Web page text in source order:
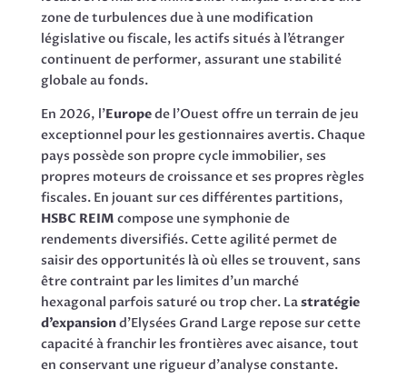
zone de turbulences due à une modification
législative ou fiscale, les actifs situés à l’étranger
continuent de performer, assurant une stabilité
globale au fonds.
En 2026, l’Europede l’Ouest offre un terrain de jeu
exceptionnel pour les gestionnaires avertis. Chaque
pays possède son propre cycle immobilier, ses
propres moteurs de croissance et ses propres règles
fiscales. En jouant sur ces différentes partitions,
HSBC REIM compose une symphonie de
rendements diversifiés. Cette agilité permet de
saisir des opportunités là où elles se trouvent, sans
être contraint par les limites d’un marché
hexagonal parfois saturé ou trop cher. Lastratégie
d’expansiond’Elysées Grand Large repose sur cette
capacité à franchir les frontières avec aisance, tout
en conservant une rigueur d’analyse constante.